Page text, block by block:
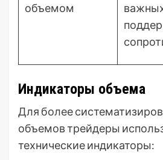
объемом
Индикаторы объема
Для более
объемов трейдеры
технические индикаторы: